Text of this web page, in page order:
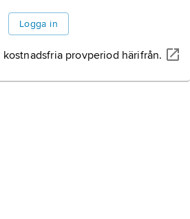
Logga in
kostnadsfria provperiod härifrån.